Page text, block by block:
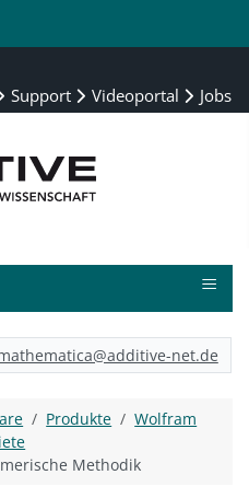
Support Videoportal Jobs
≡
net.de
Produkte
Wolfram
Methodik